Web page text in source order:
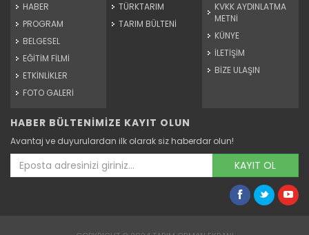
Tarım Orman Tohum 4.Bölüm...
Devamını Oku ->
HABER
PROGRAM
BELGESEL
EĞİTİM FİLMİ
ETKİNLİKLER
FOTO GALERİ
TÜRKTARIM
TARIM BÜLTENİ
KVKK AYDINLATMA
METNİ
KÜNYE
İLETİŞİM
BİZE ULAŞIN
HABER BÜLTENİMİZE KAYIT OLUN
Avantaj ve duyurulardan ilk olarak siz haberdar olun!
KAYIT OL